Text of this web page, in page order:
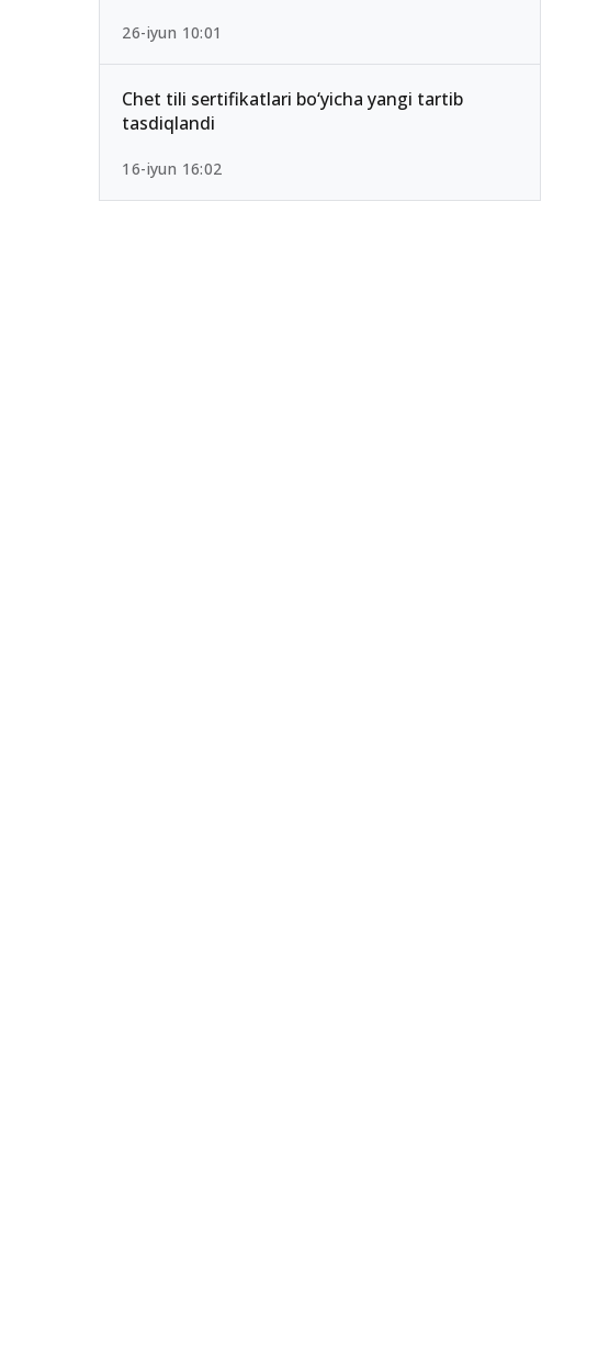
26-iyun 10:01
Chet tili sertifikatlari bo‘yicha yangi tartib
tasdiqlandi
16-iyun 16:02